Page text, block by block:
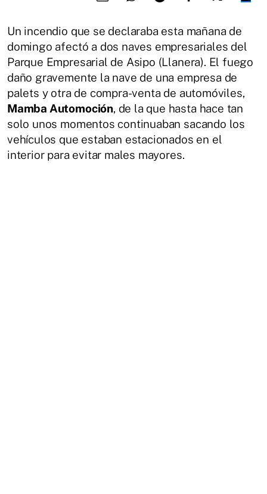
Un incendio que se declaraba esta mañana de
domingo afectó a dos naves empresariales del
Parque Empresarial de Asipo (Llanera). El fuego
daño gravemente la nave de una empresa de
palets y otra de compra-venta de automóviles,
Mamba Automoción, de la que hasta hace tan
solo unos momentos continuaban sacando los
vehículos que estaban estacionados en el
interior para evitar males mayores.